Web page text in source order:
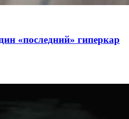
«последний» гиперкар